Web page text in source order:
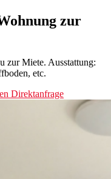
zur
zur Miete. Ausstattung:
etc.
Direktanfrage